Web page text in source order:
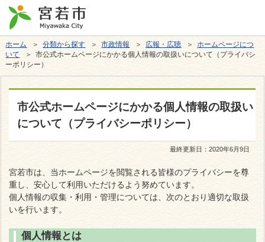
ホーム ＞分類から探す ＞市政情報 ＞ 広報・広聴 ＞ホームページにつ
いて
＞ 市公式ホームページにかかる個人情報の取扱いについて（プライバシ
ーポリシー）
市公式ホームページにかかる個人情報の取扱い
について（プライバシーポリシー）
最終更新日：2020年6月9日
宮若市は、当ホームページを閲覧される皆様のプライバシーを尊
重し、安心して利用いただけるよう努めています。
個人情報の収集・利用・管理については、次のとおり適切な取扱
いを行います。
個人情報とは